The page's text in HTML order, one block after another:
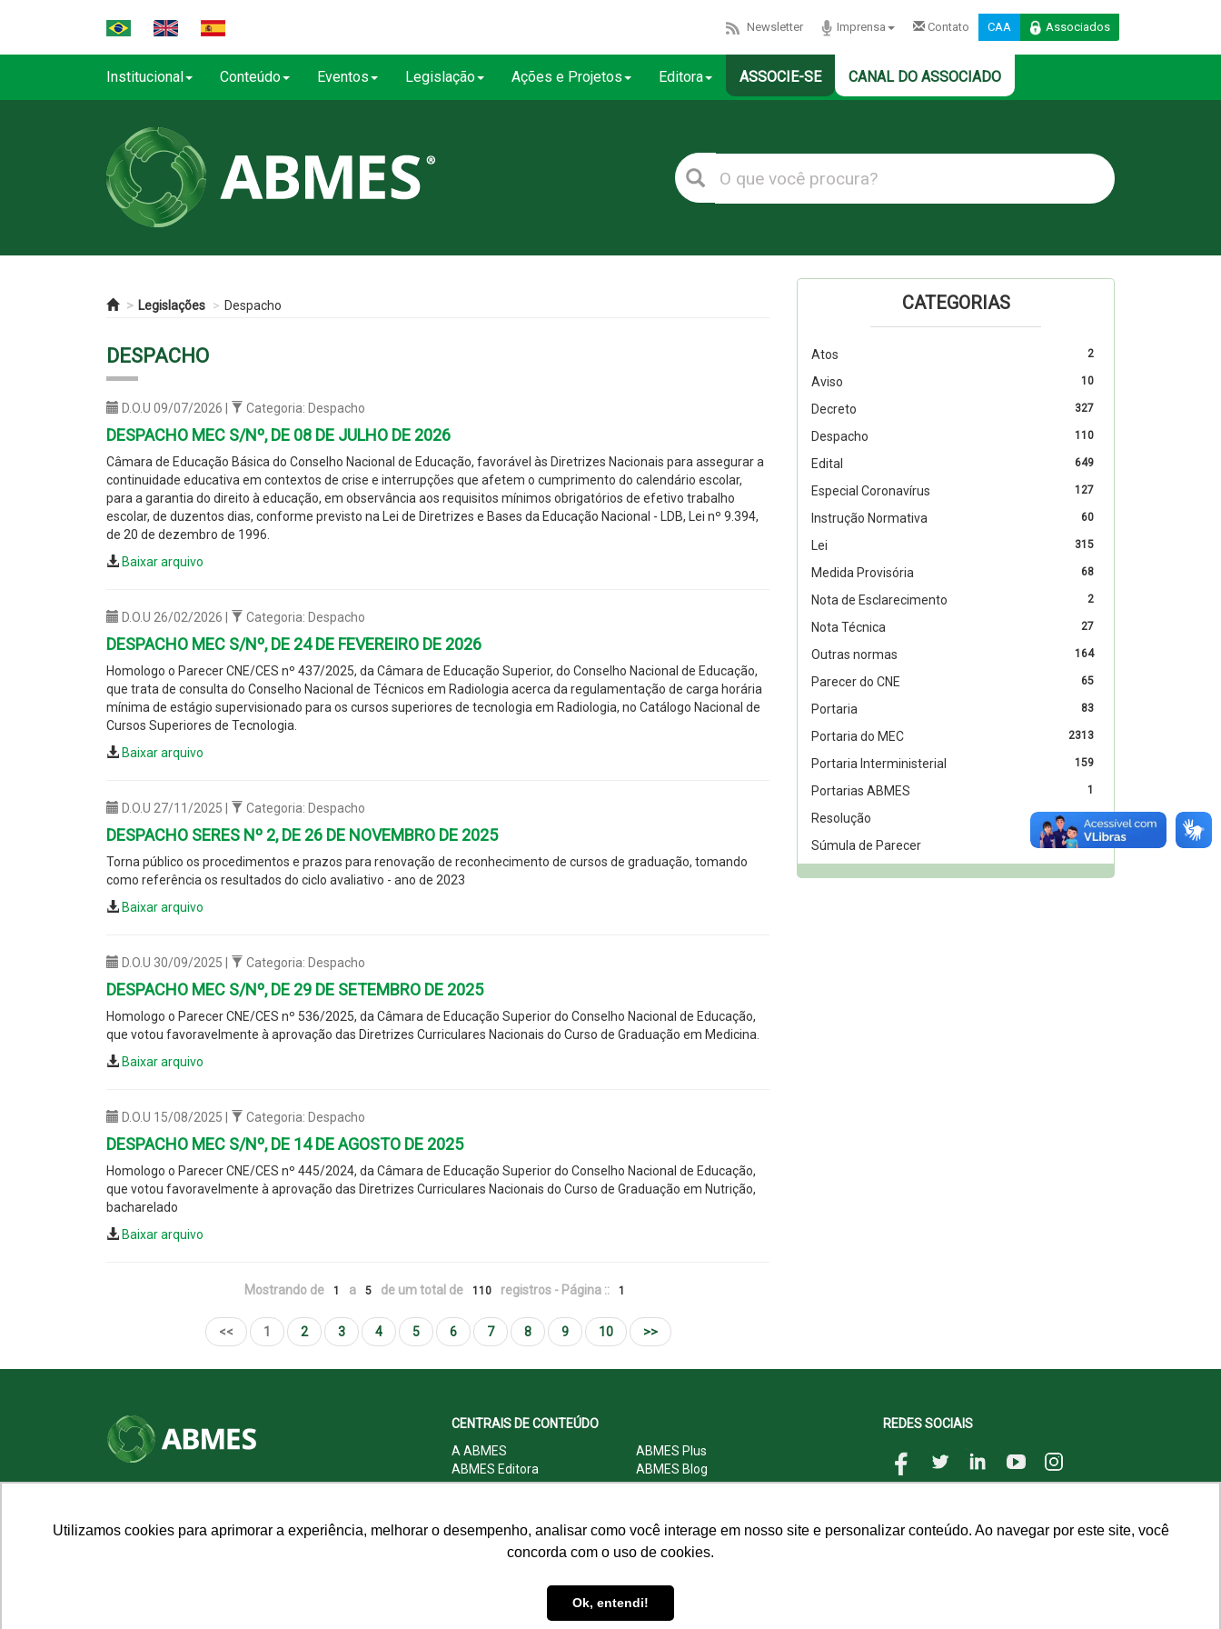
Utilizamos cookies para aprimorar a experiência, melhorar o desempenho, analisar como você interage em nosso site e personalizar conteúdo. Ao navegar por este site, você
concorda com o uso de cookies.
Ok, entendi!
Newsletter Imprensa Contato CAA Associados
Institucional Conteúdo Eventos Legislação Ações e Projetos Editora ASSOCIE-SE CANAL DO ASSOCIADO
Legislações Despacho
DESPACHO
D.O.U 09/07/2026 | Categoria: Despacho
DESPACHO MEC S/Nº, DE 08 DE JULHO DE 2026
Câmara de Educação Básica do Conselho Nacional de Educação, favorável às Diretrizes Nacionais para assegurar a
continuidade educativa em contextos de crise e interrupções que afetem o cumprimento do calendário escolar,
para a garantia do direito à educação, em observância aos requisitos mínimos obrigatórios de efetivo trabalho
escolar, de duzentos dias, conforme previsto na Lei de Diretrizes e Bases da Educação Nacional - LDB, Lei nº 9.394,
de 20 de dezembro de 1996.
Baixar arquivo
D.O.U 26/02/2026 | Categoria: Despacho
DESPACHO MEC S/Nº, DE 24 DE FEVEREIRO DE 2026
Homologo o Parecer CNE/CES nº 437/2025, da Câmara de Educação Superior, do Conselho Nacional de Educação,
que trata de consulta do Conselho Nacional de Técnicos em Radiologia acerca da regulamentação de carga horária
mínima de estágio supervisionado para os cursos superiores de tecnologia em Radiologia, no Catálogo Nacional de
Cursos Superiores de Tecnologia.
Baixar arquivo
D.O.U 27/11/2025 | Categoria: Despacho
DESPACHO SERES Nº 2, DE 26 DE NOVEMBRO DE 2025
Torna público os procedimentos e prazos para renovação de reconhecimento de cursos de graduação, tomando
como referência os resultados do ciclo avaliativo - ano de 2023
Baixar arquivo
D.O.U 30/09/2025 | Categoria: Despacho
DESPACHO MEC S/Nº, DE 29 DE SETEMBRO DE 2025
Homologo o Parecer CNE/CES nº 536/2025, da Câmara de Educação Superior do Conselho Nacional de Educação,
que votou favoravelmente à aprovação das Diretrizes Curriculares Nacionais do Curso de Graduação em Medicina.
Baixar arquivo
D.O.U 15/08/2025 | Categoria: Despacho
DESPACHO MEC S/Nº, DE 14 DE AGOSTO DE 2025
Homologo o Parecer CNE/CES nº 445/2024, da Câmara de Educação Superior do Conselho Nacional de Educação,
que votou favoravelmente à aprovação das Diretrizes Curriculares Nacionais do Curso de Graduação em Nutrição,
bacharelado
Baixar arquivo
Mostrando de 1 a 5 de um total de 110 registros - Página :: 1
<< 1 2 3 4 5 6 7 8 9 10 >>
CATEGORIAS
2
Atos
10
Aviso
327
Decreto
110
Despacho
649
Edital
127
Especial Coronavírus
60
Instrução Normativa
315
Lei
68
Medida Provisória
2
Nota de Esclarecimento
27
Nota Técnica
164
Outras normas
65
Parecer do CNE
83
Portaria
2313
Portaria do MEC
159
Portaria Interministerial
1
Portarias ABMES
912
Resolução
11
Súmula de Parecer
CEP: 70.701-060 - Asa Norte, Brasília/DF
CENTRAIS DE CONTEÚDO
A ABMES
ABMES Plus
ABMES Editora
ABMES Blog
ABMES LInC
Legislação
Central do Associado ABMES
Contato
REDES SOCIAIS
© 2009 - 2026 ABMES. Todos os direitos reservados.